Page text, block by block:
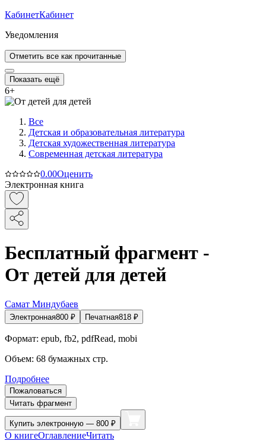
КабинетКабинет
Уведомления
Отметить все как прочитанные
Показать ещё
6+
Все
Детская и образовательная литература
Детская художественная литература
Современная детская литература
0.00Оценить
Электронная книга
Бесплатный фрагмент -
От детей для детей
Самат Миндубаев
Электронная800 ₽ Печатная818 ₽
Формат: epub, fb2, pdfRead, mobi
Объем: 68 бумажных стр.
Подробнее
Пожаловаться
Читать фрагмент
Купить электронную — 800 ₽
О книгеОглавлениеЧитать